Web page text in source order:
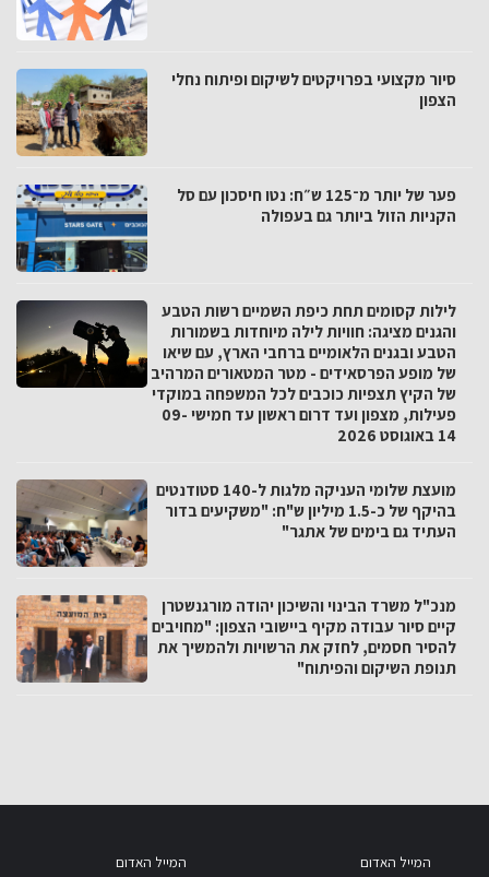
סיור מקצועי בפרויקטים לשיקום ופיתוח נחלי
הצפון
פער של יותר מ־125 ש״ח: נטו חיסכון עם סל
הקניות הזול ביותר גם בעפולה
לילות קסומים תחת כיפת השמיים רשות הטבע
והגנים מציגה: חוויות לילה מיוחדות בשמורות
הטבע ובגנים הלאומיים ברחבי הארץ, עם שיאו
של מופע הפרסאידים - מטר המטאורים המרהיב
של הקיץ תצפיות כוכבים לכל המשפחה במוקדי
פעילות, מצפון ועד דרום ראשון עד חמישי 09-
14 באוגוסט 2026
מועצת שלומי העניקה מלגות ל-140 סטודנטים
בהיקף של כ-1.5 מיליון ש"ח: "משקיעים בדור
העתיד גם בימים של אתגר"
מנכ"ל משרד הבינוי והשיכון יהודה מורגנשטרן
קיים סיור עבודה מקיף ביישובי הצפון: "מחויבים
להסיר חסמים, לחזק את הרשויות ולהמשיך את
תנופת השיקום והפיתוח"
המייל האדום
המייל האדום